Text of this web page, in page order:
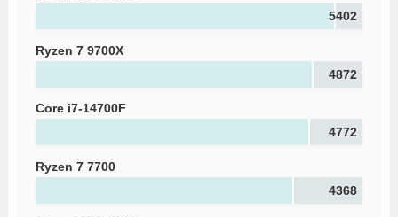
5402
Ryzen 7 9700X
4872
Core i7-14700F
4772
Ryzen 7 7700
4368